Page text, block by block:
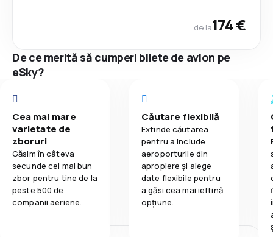
de la174 €
De ce merită să cumperi bilete de avion pe
eSky?
Cea mai mare
varietate de
zboruri
Găsim în câteva
secunde cel mai bun
zbor pentru tine de la
peste 500 de
companii aeriene.
Căutare flexibilă
Extinde căutarea
pentru a include
aeroporturile din
apropiere și alege
date flexibile pentru
a găsi cea mai ieftină
opțiune.